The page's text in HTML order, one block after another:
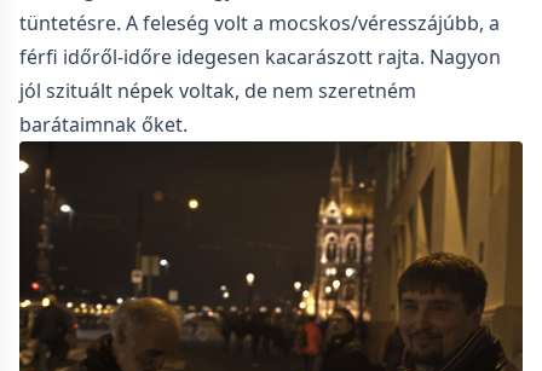
tüntetésre. A feleség volt a mocskos/véresszájúbb, a
férfi időről-időre idegesen kacarászott rajta. Nagyon
jól szituált népek voltak, de nem szeretném
barátaimnak őket.